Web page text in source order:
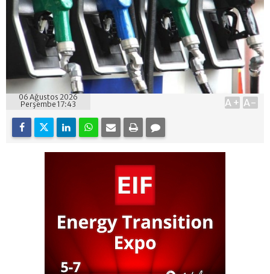
06 Ağustos 2026
Perşembe 17:43
A+ A-